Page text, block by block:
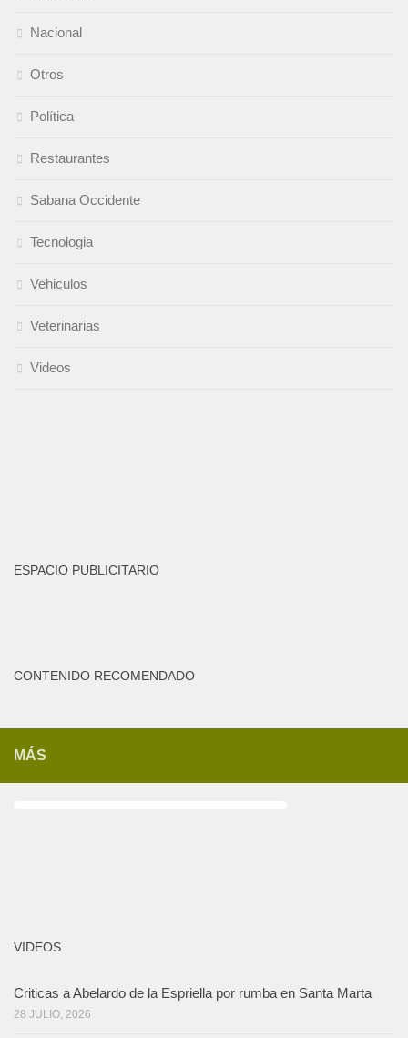
Nacional
Otros
Política
Restaurantes
Sabana Occidente
Tecnologia
Vehiculos
Veterinarias
Videos
ESPACIO PUBLICITARIO
CONTENIDO RECOMENDADO
MÁS
VIDEOS
Criticas a Abelardo de la Espriella por rumba en Santa Marta
28 JULIO, 2026